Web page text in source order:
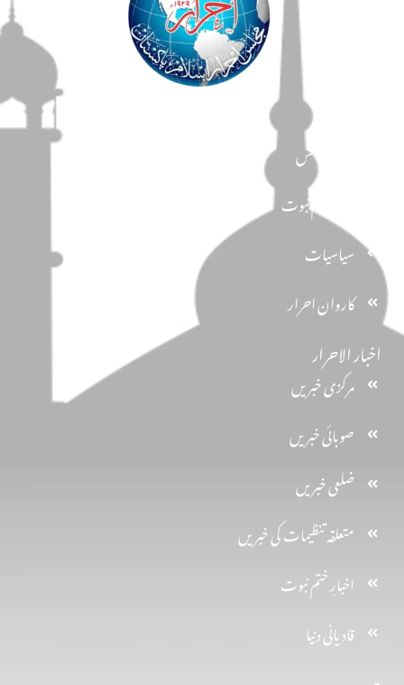
اخبار الاحرار
مرکزی خبریں
صوبائی خبریں
ضلعی خبریں
متعلقہ تنظیمات کی خبریں
اخبارِ ختم نبوت
قادیانی دنیا
دین و دانش
تحفظ ختم نبوت
سیاسیات
کاروان احرار